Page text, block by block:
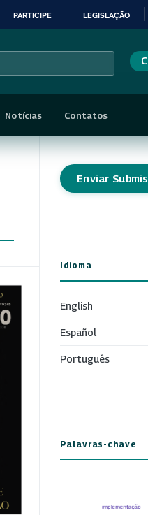
PARTICIPE LEGISLAÇÃO
Notícias Contatos
Enviar
Idioma
English
Español
Português
Palavras-chave